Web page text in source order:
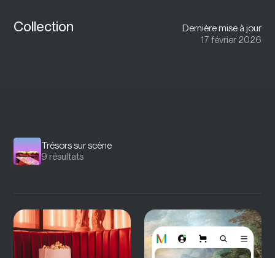
Collection
Dernière mise à jour
17 février 2026
Trésors sur scène
9 résultats